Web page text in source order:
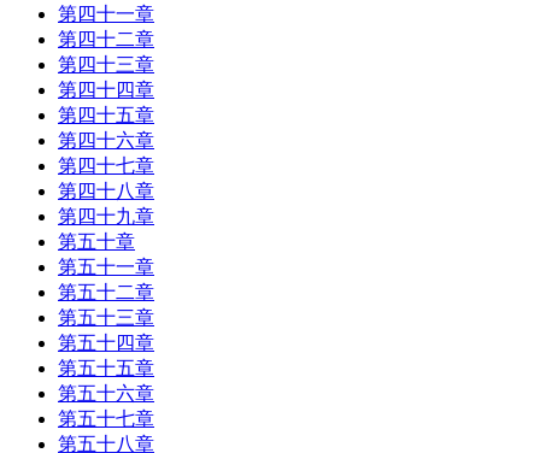
第四十一章
第四十二章
第四十三章
第四十四章
第四十五章
第四十六章
第四十七章
第四十八章
第四十九章
第五十章
第五十一章
第五十二章
第五十三章
第五十四章
第五十五章
第五十六章
第五十七章
第五十八章